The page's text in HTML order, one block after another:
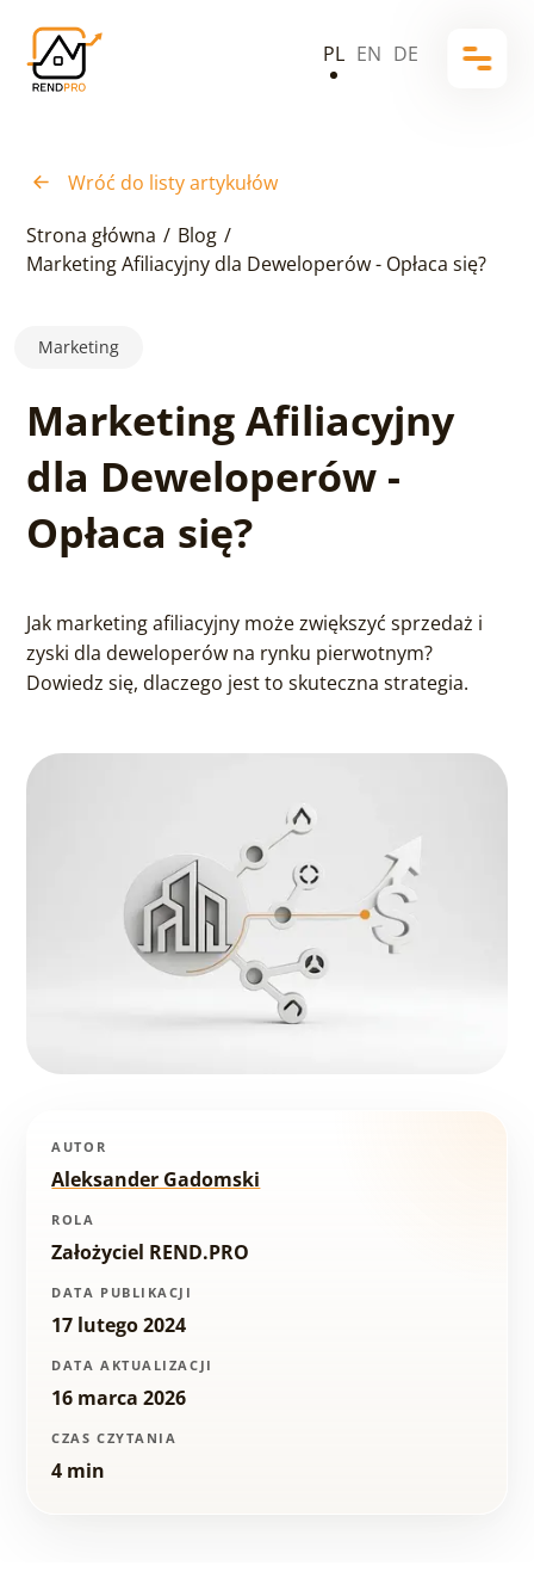
PL EN DE
Wróć do listy artykułów
Strona główna / Blog /
Marketing Afiliacyjny dla Deweloperów - Opłaca się?
Marketing
Marketing Afiliacyjny
dla Deweloperów -
Opłaca się?
Jak marketing afiliacyjny może zwiększyć sprzedaż i
zyski dla deweloperów na rynku pierwotnym?
Dowiedz się, dlaczego jest to skuteczna strategia.
AUTOR
Aleksander Gadomski
ROLA
Założyciel REND.PRO
DATA PUBLIKACJI
17 lutego 2024
DATA AKTUALIZACJI
16 marca 2026
CZAS CZYTANIA
4 min